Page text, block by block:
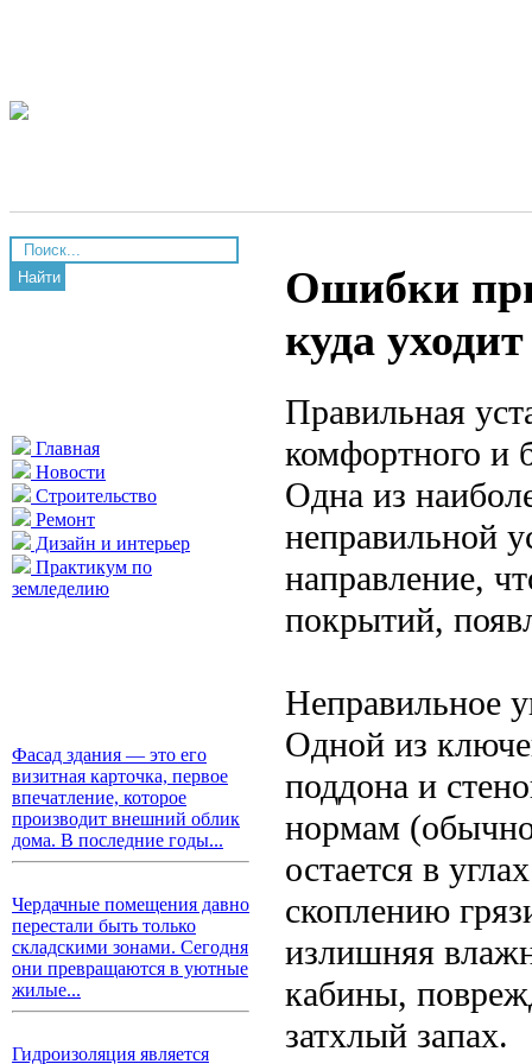
Найти
Главная
Новости
Строительство
Ремонт
Дизайн и интерьер
Практикум по
земледелию
Фасад здания — это его
визитная карточка, первое
впечатление, которое
производит внешний облик
дома. В последние годы...
Чердачные помещения давно
перестали быть только
складскими зонами. Сегодня
они превращаются в уютные
жилые...
Гидроизоляция является
Ошибки
куда
Правильная
комфортного и
Одна из
неправильной
направление,
покрытий,
Неправильное
Одной из
поддона и
нормам
остается в
скоплению
излишняя
кабины,
затхлый запах.